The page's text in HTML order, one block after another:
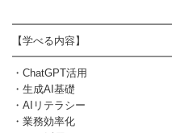
【学べる内容】
・ChatGPT活用
・生成AI基礎
・AIリテラシー
・業務効率化